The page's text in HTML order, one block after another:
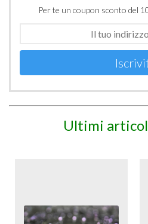
Per te un coupon sconto del
Ultimi